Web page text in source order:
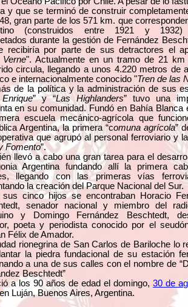
y que se terminó de construir
gran parte de los 571 km. que
(construidos entre 1921 y 1932)
durante la gestión de Fernández
recibiría por parte de sus detractores el
". Actualmente en un tramo de 21
circula, llegando a unos 4.220 metros de
e internacionalmente conocido "Tren de las
de la política y la administración de sus
” y “Las Highlanders” tuvo una
en su comunidad. Fundó en Bahía Blanca
escuela mecánico-agrícola que
Argentina, la primera “comuna agrícola”
que agrupó al personal ferroviario y
Fomento”.
llevó a cabo una gran tarea para el
Argentina fundando allí la primera
llegando con las primeras vías
la creación del Parque Nacional del Sur.
sus cinco hijos se encontraban Horacio
senador nacional y miembro del
y Domingo Fernández Beschtedt,
poeta y periodista conocido por el
Félix de Amador.
rionegrina de San Carlos de Bariloche lo
la piedra fundacional de su estación
a una de sus calles con el nombre de
Beschtedt”
a los 90 años de edad el domingo,30 de
Luján, Buenos Aires, Argentina.